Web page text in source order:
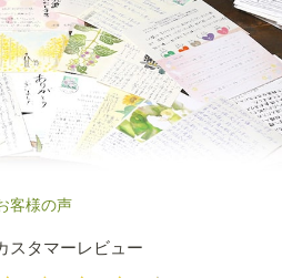
客様の声
スタマーレビュー